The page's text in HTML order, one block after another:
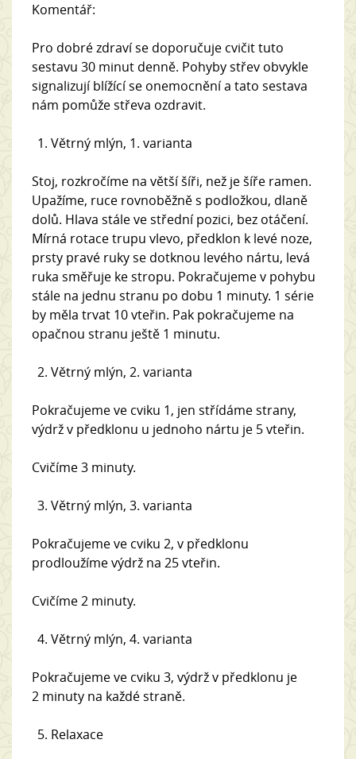
Komentář:
Pro dobré zdraví se doporučuje cvičit tuto
sestavu 30 minut denně. Pohyby střev obvykle
signalizují blížící se onemocnění a tato sestava
nám pomůže střeva ozdravit.
Větrný mlýn, 1. varianta
Stoj, rozkročíme na větší šíři, než je šíře ramen.
Upažíme, ruce rovnoběžně s podložkou, dlaně
dolů. Hlava stále ve střední pozici, bez otáčení.
Mírná rotace trupu vlevo, předklon k levé noze,
prsty pravé ruky se dotknou levého nártu, levá
ruka směřuje ke stropu. Pokračujeme v pohybu
stále na jednu stranu po dobu 1 minuty. 1 série
by měla trvat 10 vteřin. Pak pokračujeme na
opačnou stranu ještě 1 minutu.
Větrný mlýn, 2. varianta
Pokračujeme ve cviku 1, jen střídáme strany,
výdrž v předklonu u jednoho nártu je 5 vteřin.
Cvičíme 3 minuty.
Větrný mlýn, 3. varianta
Pokračujeme ve cviku 2, v předklonu
prodloužíme výdrž na 25 vteřin.
Cvičíme 2 minuty.
Větrný mlýn, 4. varianta
Pokračujeme ve cviku 3, výdrž v předklonu je
2 minuty na každé straně.
Relaxace